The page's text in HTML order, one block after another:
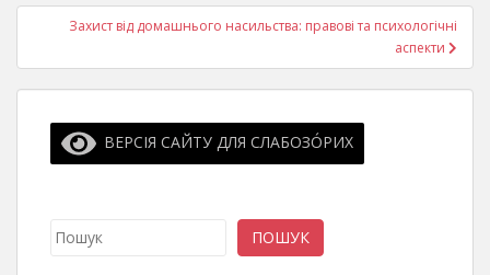
Захист від домашнього насильства: правові та психологічні
аспекти
ВЕРСІЯ САЙТУ ДЛЯ СЛАБОЗО́РИХ
Пошук ПОШУК